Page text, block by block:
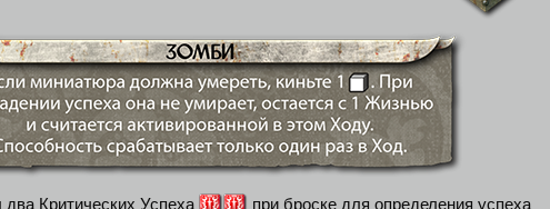
два Критических Успеха
при броске для определения успеха